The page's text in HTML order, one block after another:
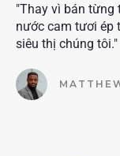
"Thay vì bán từng
nước cam tươi ép
siêu thị chúng tôi."